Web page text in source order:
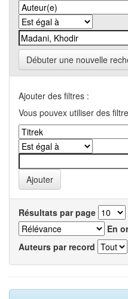
Débuter une nouvelle
Ajouter des filtres :
Vous pouvex utiliser des
Résultats par page
En
Auteurs par record